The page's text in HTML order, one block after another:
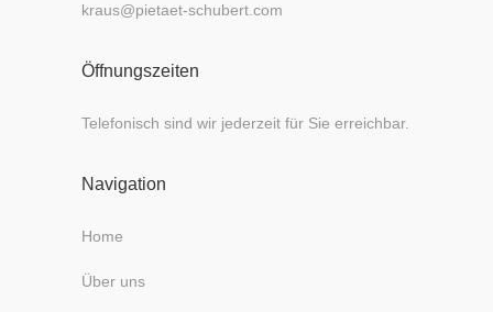
kraus@pietaet-schubert.com
Öffnungszeiten
Telefonisch sind wir jederzeit für Sie erreichbar.
Navigation
Home
Über uns